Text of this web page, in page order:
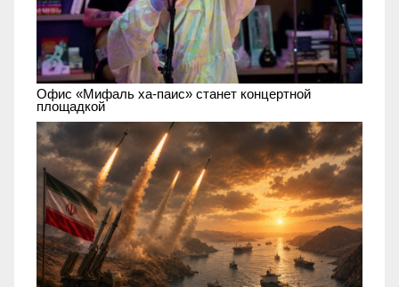
Офис «Мифаль ха-паис» станет концертной
площадкой